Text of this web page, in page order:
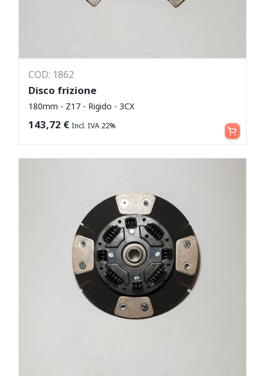
COD: 1862
Disco frizione
180mm - Z17 - Rigido - 3CX
143,72 € Incl. IVA 22% Aggiungi al carrello